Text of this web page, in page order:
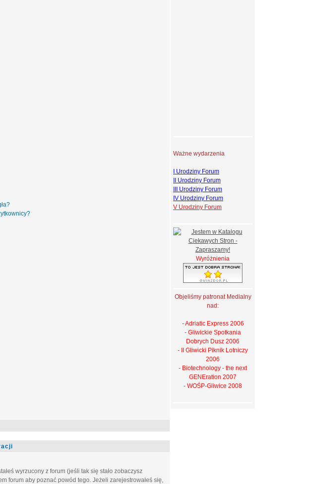
wyrzucony z forum (jeśli tak się stało zobaczysz
forum aby poznać powód tego. Jeżeli zarejestrowałeś się,
Ważne wydarzenia
I Urodziny Forum
II Urodziny Forum
III Urodziny Forum
IV Urodziny Forum
V Urodziny Forum
Wyróżnienia
Objeliśmy patronat Medialny
nad:
- Adriatic Express 2006
- Gliwickie Spotkania
Dobrych Dusz 2006
- II Gliwicki Piknik Lotniczy
2006
- Biotechnology - the next
GENEration 2007
- WOŚP-Gliwice 2008